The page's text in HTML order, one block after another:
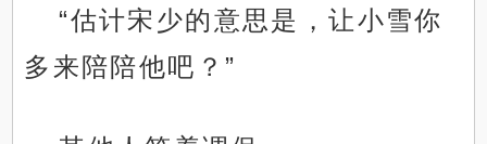
“估计宋少的意思是，让小雪你
多来陪陪他吧？”